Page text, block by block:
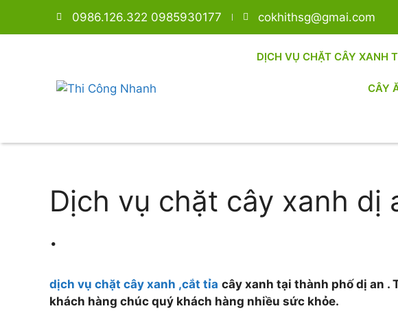
0986.126.322 0985930177 cokhithsg@gmai.com
DỊCH VỤ CHẶT CÂY XANH
CÂY
Dịch vụ chặt cây xanh dị
.
dịch vụ chặt cây xanh ,cắt tỉa cây xanh tại thành phố dị an .
khách hàng chúc quý khách hàng nhiều sức khỏe.